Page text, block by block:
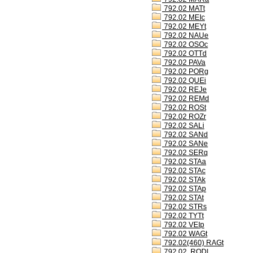
792.02 MATt
792.02 MEIc
792.02 MEYt
792.02 NAUe
792.02 OSOc
792.02 OTTd
792.02 PAVa
792.02 PORg
792.02 QUEi
792.02 REJe
792.02 REMd
792.02 ROSt
792.02 ROZr
792.02 SALi
792.02 SANd
792.02 SANe
792.02 SERq
792.02 STAa
792.02 STAc
792.02 STAk
792.02 STAp
792.02 STAt
792.02 STRs
792.02 TYTt
792.02 VEIp
792.02 WAGt
792.02(460) RAGt